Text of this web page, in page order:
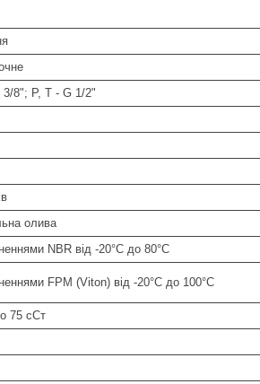
8"; Р, Т - G 1/2"
олива
NBR від -20°C до 80°C
FPM (Viton) від -20°C до 100°C
75 сСт